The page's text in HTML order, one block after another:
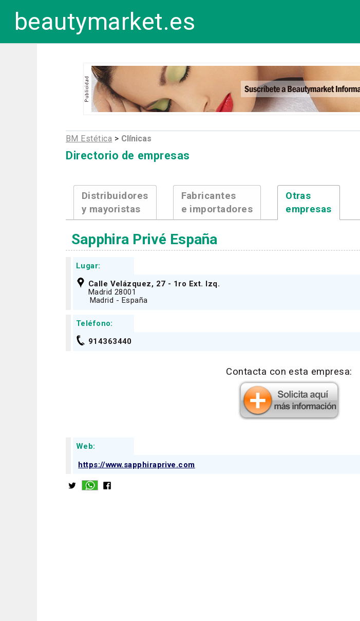
beautymarket.es
BM Estética > Clínicas
Directorio de empresas
Distribuidores
y mayoristas
Fabricantes
e importadores
Otras
empresas
Sapphira Privé España
Lugar:
Calle Velázquez, 27 - 1ro Ext. Izq.
Madrid 28001
Madrid - España
Teléfono:
914363440
Contacta con esta empresa:
Web:
https://www.sapphiraprive.com